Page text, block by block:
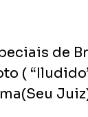
de
(